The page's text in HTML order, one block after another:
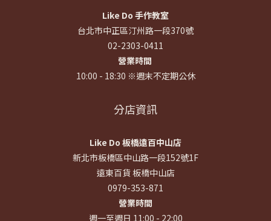
Like Do 手作教室
台北市中正區汀州路一段370號
02-2303-0411
營業時間
10:00 - 18:30 ※週末不定期公休
分店資訊
Like Do 板橋遠百中山店
新北市板橋區中山路一段152號1F
遠東百貨 板橋中山店
0979-353-871
營業時間
週一至週日 11:00 - 22:00